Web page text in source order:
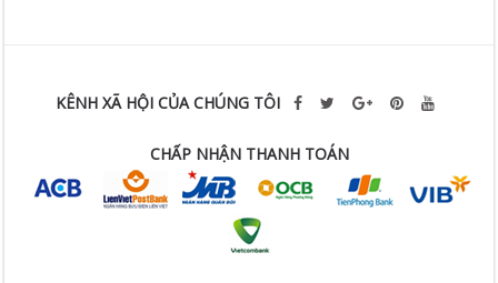
KÊNH XÃ HỘI CỦA CHÚNG TÔI
CHẤP NHẬN THANH TOÁN